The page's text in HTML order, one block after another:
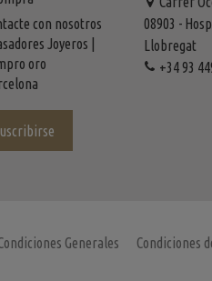
con nosotros
Joyeros |
oro
08903 -
Llobregat
+34 93
Generales Condiciones